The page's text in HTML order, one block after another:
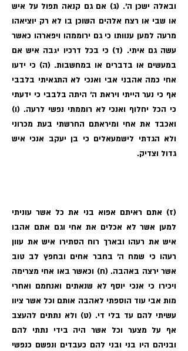
ובאלה ישכן ה׳. (ג) אם גם קנאה תפול על איש
או שבי או רצח אלהים השוכן בו לא רק יוציאהו
מרעה למען ענוותו כי גם ירוממהו ויפארהו כאשר
עשה גם איתי. (ד) כי בכל דרכיו יגבה איש אם
במעשים או בדברים או במחשבות. (ה) כי ידעו
אחי כמה אהבני אבי ואנכי לא התגאיתי בלבבי
אף כי נער הייתי ויראת ה׳ היתה בלבבי כי ידעתי
כי הכל יחלוף ואנכי לא רוממתי נפשי לרעה. (ו)
ואכבד את אחי ומיראתם החרשתי בעת מכרוני
ולא הגדתי לישמעאלים כי בן יעקב אנכי איש
גדול וצדיק.
(ז) אתם ראיתם אפוא בני את כל אשר עוניתי
למען אשר לא אכלים את אחי וגם אתם אהבו
איש את רעהו ובארך רוח הסתירו איש את עוון
רעהו כי שמח ה׳ בחבר אחים ובחפץ לב טוב
אשר ירצה באהבה. (ח) וכאשר באו אחי מצרימה
ויכירו כי אנכי יוסף לא שנאתים ואנחמם ואחרי
מות אבי עוד הוספתי לאהבה אותם וכל אשר ציוו
עשיתי להם עד בלי די. (ט) ולא נתתים להעצב
אף על מצער וכל אשר היה בידי נתתי להם
ובניהם היו בני ובני להם כעבדים ונפשם כנפשי